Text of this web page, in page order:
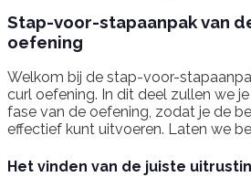
Stap-voor-stapaanpak van
oefening
Welkom bij de stap-voor-
curl oefening. In dit deel zullen we
fase van de oefening, zodat je de
effectief kunt uitvoeren. Laten we
Het vinden van de juiste